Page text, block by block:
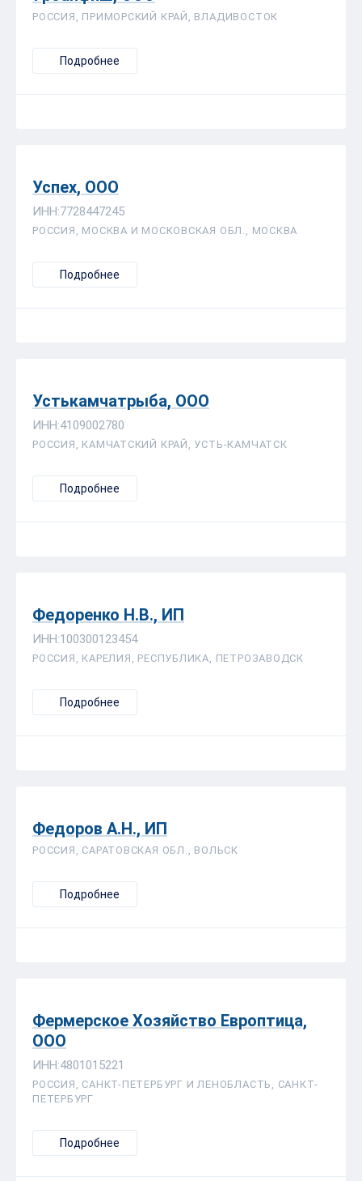
РОССИЯ, ПРИМОРСКИЙ КРАЙ, ВЛАДИВОСТОК
Подробнее
Успех, ООО
ИНН:7728447245
РОССИЯ, МОСКВА И МОСКОВСКАЯ ОБЛ., МОСКВА
Подробнее
Устькамчатрыба, ООО
ИНН:4109002780
РОССИЯ, КАМЧАТСКИЙ КРАЙ, УСТЬ-КАМЧАТСК
Подробнее
Федоренко Н.В., ИП
ИНН:100300123454
РОССИЯ, КАРЕЛИЯ, РЕСПУБЛИКА, ПЕТРОЗАВОДСК
Подробнее
Федоров А.Н., ИП
РОССИЯ, САРАТОВСКАЯ ОБЛ., ВОЛЬСК
Подробнее
Фермерское Хозяйство Европтица,
ООО
ИНН:4801015221
РОССИЯ, САНКТ-ПЕТЕРБУРГ И ЛЕНОБЛАСТЬ, САНКТ-
ПЕТЕРБУРГ
Подробнее